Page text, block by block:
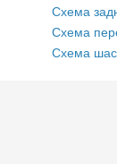
Схема
Схема
Схема